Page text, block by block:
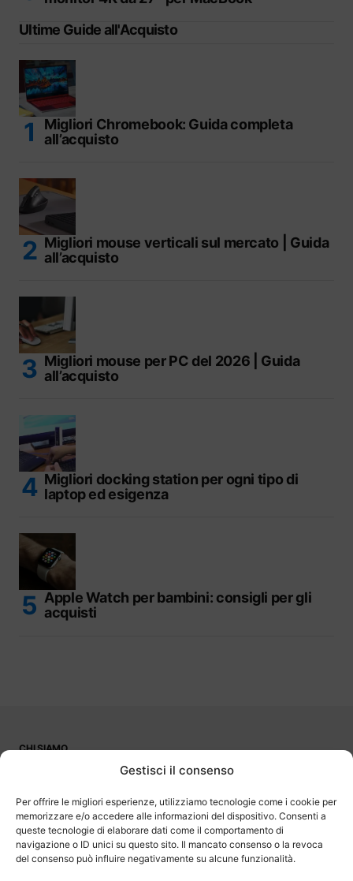
Gestisci il consenso
Per offrire le migliori esperienze, utilizziamo tecnologie come i cookie per
memorizzare e/o accedere alle informazioni del dispositivo. Consenti a
queste tecnologie di elaborare dati come il comportamento di
navigazione o ID unici su questo sito. Il mancato consenso o la revoca
del consenso può influire negativamente su alcune funzionalità.
Ultime Guide all'Acquisto
Migliori Chromebook: Guida completa
all’acquisto
Migliori mouse verticali sul mercato | Guida
all’acquisto
Migliori mouse per PC del 2026 | Guida
all’acquisto
Migliori docking station per ogni tipo di
laptop ed esigenza
Apple Watch per bambini: consigli per gli
acquisti
CHI SIAMO
OutOfBit